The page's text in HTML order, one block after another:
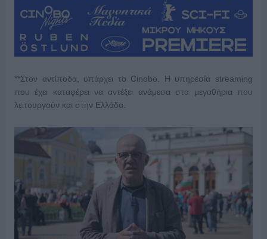
**Στον αντίποδα, υπάρχει το Cinobo. Η υπηρεσία streaming
που έχει καταφέρει να αντέξει ανάμεσα στα μεγαθήρια που
λειτουργούν και στην Ελλάδα.